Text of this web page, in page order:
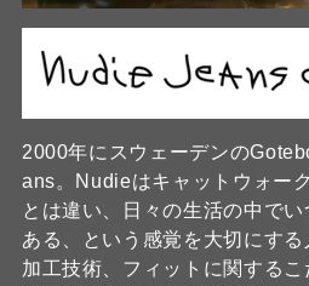
2000年にスウェーデンの
ans。Nudieはキャットウォー
とは違い、日々の生活の中で
ある、という感覚を大切にする
加工技術、フィットに関する